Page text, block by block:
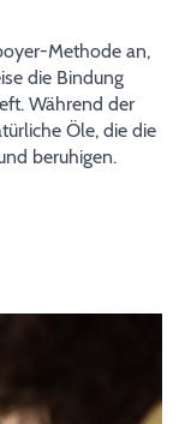
Methode an,
die Bindung
Während der
Öle, die die
beruhigen.